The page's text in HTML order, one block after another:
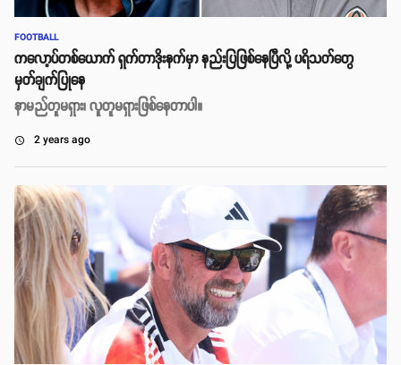
FOOTBALL
ကလော့ပ်တစ်ယောက် ရှက်တာဒိုးနက်မှာ နည်းပြဖြစ်နေပြီလို့ ပရိသတ်တွေ
မှတ်ချက်ပြုနေ
နာမည်တူမရှား၊ လူတူမရှားဖြစ်နေတာပါ။
access_time 2 years ago